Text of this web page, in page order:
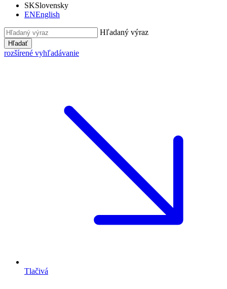
SKSlovensky
ENEnglish
Hľadaný výraz
Hľadať
rozšírené vyhľadávanie
Tlačivá